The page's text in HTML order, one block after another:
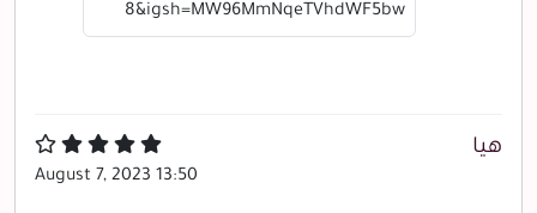
8&igsh=MW96MmNqeTVhdWF5bw
هيا
August 7, 2023 13:50